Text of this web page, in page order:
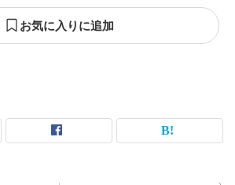
お気に入りに追加